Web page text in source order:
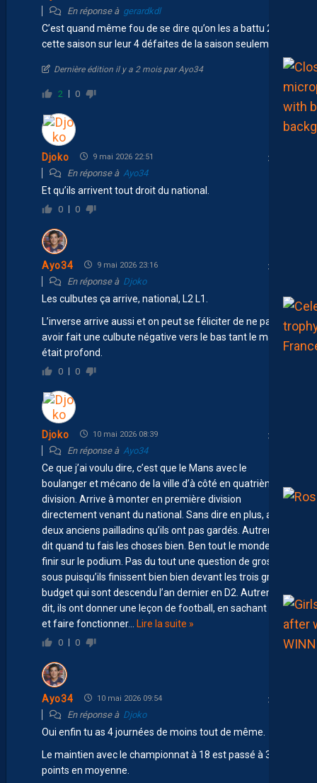
En réponse à gerardkdl
C’est quand même fou de se dire qu’on les a battu 2 fois
cette saison sur leur 4 défaites de la saison seulement…
Dernière édition il y a 2 mois par Ayo34
2 0
Djoko 9 mai 2026 22:51
En réponse à Ayo34
Et qu’ils arrivent tout droit du national.
0 0
Ayo34 9 mai 2026 23:16
En réponse à Djoko
Les culbutes ça arrive, national, L2 L1.
L’inverse arrive aussi et on peut se féliciter de ne pas
avoir fait une culbute négative vers le bas tant le mal
était profond.
0 0
Djoko 10 mai 2026 08:39
En réponse à Ayo34
Ce que j’ai voulu dire, c’est que le Mans avec le
boulanger et mécano de la ville d’à côté en quatrième
division. Arrive à monter en première division
directement venant du national. Sans dire en plus, avec
deux anciens pailladins qu’ils ont pas gardés. Autrement
dit quand tu fais les choses bien. Ben tout le monde peut
finir sur le podium. Pas du tout une question de gros
sous puisqu’ils finissent bien bien devant les trois gros
budget qui sont descendu l’an dernier en D2. Autrement
dit, ils ont donner une leçon de football, en sachant gérer
et faire fonctionner… Lire la suite »
0 0
Ayo34 10 mai 2026 09:54
En réponse à Djoko
Oui enfin tu as 4 journées de moins tout de même.
Le maintien avec le championnat à 18 est passé à 33/34
points en moyenne.